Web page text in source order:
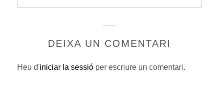
DEIXA UN COMENTARI
Heu d'iniciar la sessió per escriure un comentari.